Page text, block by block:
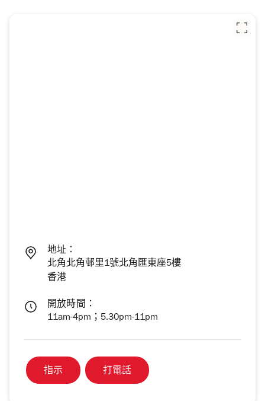
地址：
北角北角邨里1號北角匯東座5樓
香港
開放時間：
11am-4pm；5.30pm-11pm
指示 打電話